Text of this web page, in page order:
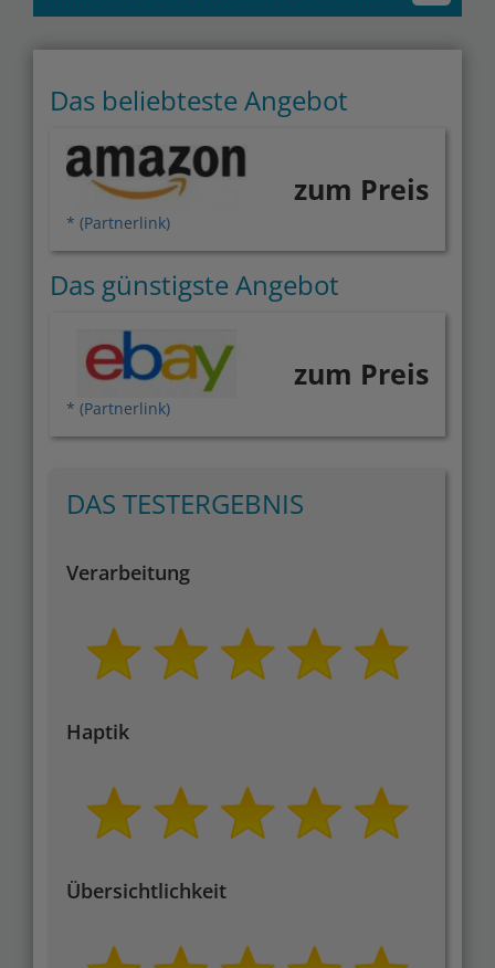
Das beliebteste Angebot
* (Partnerlink)
zum Preis
Das günstigste Angebot
* (Partnerlink)
zum Preis
DAS TESTERGEBNIS
Verarbeitung
Haptik
Übersichtlichkeit